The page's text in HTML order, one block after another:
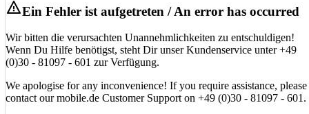
Ein Fehler ist aufgetreten / An error has occurred
Wir bitten die verursachten Unannehmlichkeiten zu entschuldigen!
Wenn Du Hilfe benötigst, steht Dir unser Kundenservice unter +49
(0)30 - 81097 - 601 zur Verfügung.
We apologise for any inconvenience! If you require assistance, please
contact our mobile.de Customer Support on +49 (0)30 - 81097 - 601.